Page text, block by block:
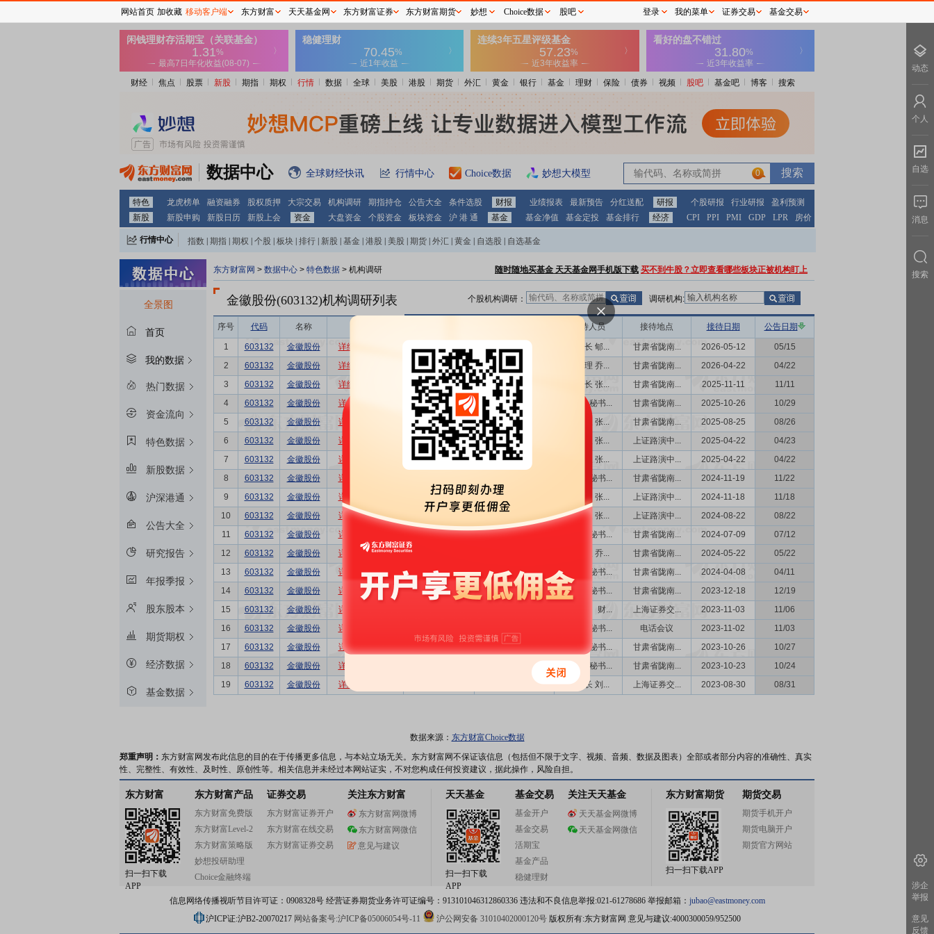
财经 焦点 股票 新股 期指 期权 行情 数据 全球 美股 港股 期货 外汇 黄金 银行 基金 理财 保险 债券 视频 股吧 基金吧 博客 搜索
数据中心 全球财经快讯 行情中心 Choice数据 妙想大模型 0
特色 龙虎榜单 融资融券 股权质押 大宗交易 机构调研 期指持仓 公告大全 条件选股 财报 业绩报表 最新预告 分红送配 研报 个股研报 行业研报
盈利预测
新股
新股申购 新股日历 新股上会 资金 大盘资金 个股资金 板块资金 沪 港 通 基金 基金净值 基金定投 基金排行 经济 CPI PPI PMI GDP LPR 房价
行情中心 指数 期指 期权 个股 板块 排行 新股 基金 港股 美股 期货 外汇 黄金 自选股 自选基金
全景图
首页
我的数据
热门数据
资金流向
特色数据
新股数据
沪深港通
公告大全
研究报告
年报季报
股东股本
期货期权
经济数据
基金数据
东方财富网 > 数据中心 > 特色数据 > 机构调研 随时随地买基金 天天基金网手机版下载 买不到牛股？立即查看哪些板块正被机构盯上
金徽股份(603132)机构调研列表 个股机构调研： 调研机构:
序号 代码 名称 接待人员 接待地点 接待日期 公告日期
1 603132 金徽股份 详细 10 特定对象调研... 董事长 郇... 甘肃省陇南... 2026-05-12
05/15
2
603132 金徽股份 详细 1 业绩说明会,... 总经理 乔... 甘肃省陇南... 2026-04-22
04/22
3
603132 金徽股份 详细 1 业绩说明会,... 董事长 张... 甘肃省陇南... 2025-11-11
11/11
4
603132 金徽股份 详细 7 特定对象调研... 董事会秘书... 甘肃省陇南... 2025-10-26
10/29
5
603132 金徽股份 详细 1 业绩说明会,... 董事长 张... 甘肃省陇南... 2025-08-25
08/26
6
603132 金徽股份 详细 1 业绩说明会,... 董事长 张... 上证路演中... 2025-04-22
04/23
7
603132 金徽股份 详细 业绩说明会,... 董事长 张... 上证路演中... 2025-04-22
04/22
8
603132 金徽股份 详细 董事会秘书... 甘肃省陇南... 2024-11-19
11/22
9
603132 金徽股份 详细 1 业绩说明会,... 董事长 张... 上证路演中... 2024-11-18
11/18
10
603132 金徽股份 详细 数据 股吧 董事长 张... 上证路演中... 2024-08-22
08/22
11
603132 金徽股份 详细 3 特定对象调研... 董事会秘书... 甘肃省陇南... 2024-07-09
07/12
12
603132 金徽股份 详细 数据 股吧 总经理 乔... 甘肃省陇南... 2024-05-22
05/22
13
603132 金徽股份 详细 数据 股吧 1 特定对象调研... 董事会秘书... 甘肃省陇南... 2024-04-08
04/11
14
603132 金徽股份 详细 数据 股吧 特定对象调研... 董事会秘书... 甘肃省陇南... 2023-12-18
12/19
15
603132 金徽股份 详细 总经理、财... 上海证券交... 2023-11-03
11/06
16
603132 金徽股份 详细 董事会秘书... 电话会议 2023-11-02
11/03
17
603132 金徽股份 详细 数据 股吧 1 特定对象调研... 董事会秘书... 甘肃省陇南... 2023-10-26
10/27
18
603132 金徽股份 详细 特定对象调研... 董事会秘书... 甘肃省陇南... 2023-10-23
10/24
19
603132 金徽股份 详细 上证路演中心... 董事长 刘... 上海证券交... 2023-08-30 08/31
数据来源： 东方财富Choice数据
郑重声明： 东方财富网发布此信息的目的在于传播更多信息，与本站立场无关。东方财富网不保证该信息（包括但不限于文字、视频、音频、数据及图表）全部或者部分内容的准确性、真实
性、完整性、有效性、及时性、原创性等。相关信息并未经过本网站证实，不对您构成任何投资建议，据此操作，风险自担。
东方财富
扫一扫下载
APP
东方财富产品
东方财富免费版
东方财富Level-2
东方财富策略版
妙想投研助理
Choice金融终端
证券交易
东方财富证券开户
东方财富在线交易
东方财富证券交易
关注东方财富
东方财富网微博
东方财富网微信
意见与建议
天天基金
扫一扫下载
APP
基金交易
基金开户
基金交易
活期宝
基金产品
稳健理财
关注天天基金
天天基金网微博
天天基金网微信
东方财富期货
扫一扫下载APP
期货交易
期货手机开户
期货电脑开户
期货官方网站
信息网络传播视听节目许可证：0908328号 经营证券期货业务许可证编号：913101046312860336 违法和不良信息举报:021-61278686 举报邮箱： jubao@eastmoney.com
沪ICP证:沪B2-20070217 网站备案号:沪ICP备05006054号-11 沪公网安备 31010402000120号版权所有:东方财富网 意见与建议:4000300059/952500
网站首页 加收藏 移动客户端 东方财富 天天基金网 东方财富证券 东方财富期货 妙想 Choice数据 股吧 登录 我的菜单 证券交易 基金交易
动态
个人
自选
消息
搜索
涉企
举报
意见
反馈